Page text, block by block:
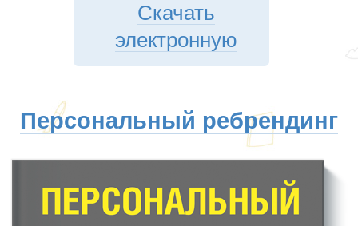
Скачать
электронную
Персональный ребрендинг